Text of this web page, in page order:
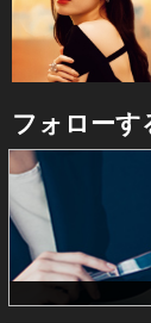
フォローす